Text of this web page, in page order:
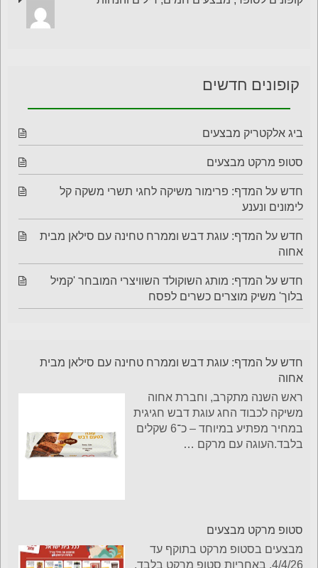
קופונים חדשים
ביג אלקטריק מבצעים
סטופ מרקט מבצעים
חדש על המדף: פרימור משיקה לחגי תשרי משקה קל
לימונים ונענע
חדש על המדף: עוגת דבש וממרח טחינה עם סילאן מבית
אחוה
חדש על המדף: מותג השוקולד השוויצרי המובחר 'קמיל
בלוך' משיק מוצרים כשרים לפסח
חדש על המדף: עוגת דבש וממרח טחינה עם סילאן מבית
אחוה
ראש השנה מתקרב, וחברת אחוה
משיקה לכבוד החג עוגת דבש חגיגית
במחיר מפתיע במיוחד – כ־6 שקלים
בלבד.העוגה עם מרקם …
סטופ מרקט מבצעים
מבצעים בסטופ מרקט בתוקף עד
4/4/26. באחריות סטופ מרקט בלבד.